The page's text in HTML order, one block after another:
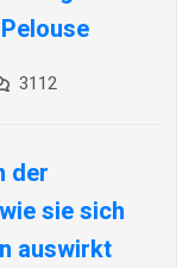
3112
der
sie sich
auswirkt